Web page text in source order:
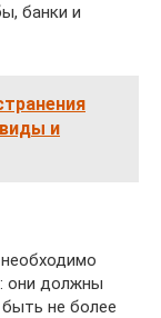
банки и
и
они должны
не более